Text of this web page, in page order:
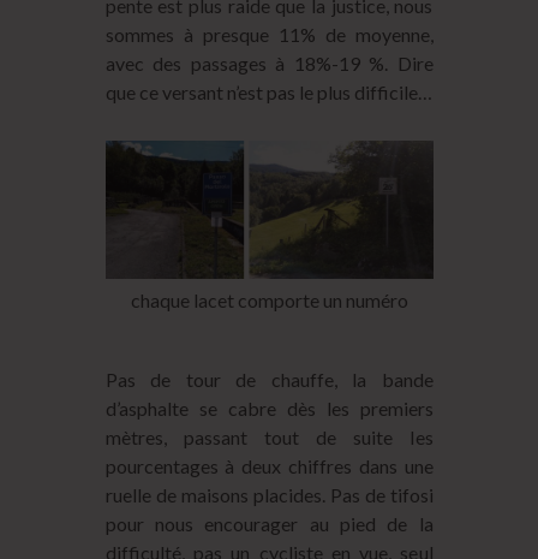
pente est plus raide que la justice, nous
sommes à presque 11% de moyenne,
avec des passages à 18%-19 %. Dire
que ce versant n’est pas le plus difficile…
chaque lacet comporte un numéro
Pas de tour de chauffe, la bande
d’asphalte se cabre dès les premiers
mètres, passant tout de suite les
pourcentages à deux chiffres dans une
ruelle de maisons placides. Pas de tifosi
pour nous encourager au pied de la
difficulté, pas un cycliste en vue, seul